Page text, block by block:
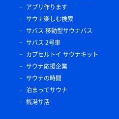
アプリ作ります
サウナ楽しむ検索
サバス 移動型サウナバス
サバス 2号車
カプセルトイ サウナキット
サウナ応援企業
サウナの時間
泊まってサウナ
銭湯サ活